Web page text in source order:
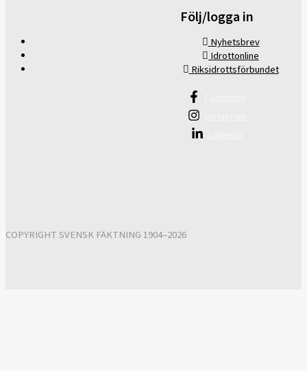
Följ/logga in
Nyhetsbrev
Idrottonline
Riksidrottsförbundet
COPYRIGHT SVENSK FÄKTNING 1904–2026